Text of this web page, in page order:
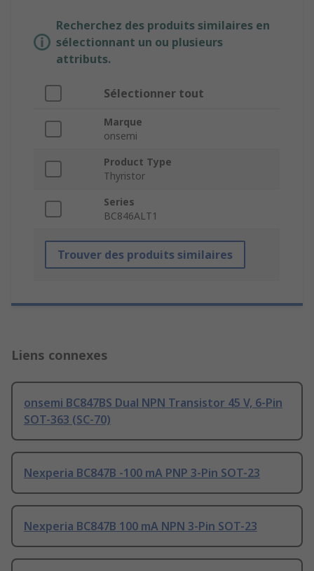
Recherchez des produits similaires en
sélectionnant un ou plusieurs
attributs.
Sélectionner tout
Marque
onsemi
Product Type
Thyristor
Series
BC846ALT1
Trouver des produits similaires
Liens connexes
onsemi BC847BS Dual NPN Transistor 45 V, 6-Pin
SOT-363 (SC-70)
Nexperia BC847B -100 mA PNP 3-Pin SOT-23
Nexperia BC847B 100 mA NPN 3-Pin SOT-23